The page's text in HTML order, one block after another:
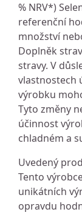
% NRV*)
referenční
množství
Doplněk
stravy. V
vlastnostech
výrobku
Tyto změny
účinnost
chladném a
Uvedený
Tento
unikátních
opravdu